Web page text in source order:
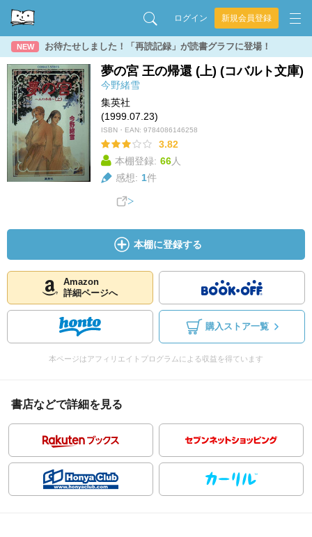
ログイン 新規会員登録
NEW お待たせしました！「再読記録」が読書グラフに登場！
夢の宮 王の帰還 (上) (コバルト文庫)
今野緒雪
集英社
(1999.07.23)
ISBN・EAN: 9784086146258
3.82
本棚登録: 66人
感想: 1件
本棚に登録する
Amazon
詳細ページへ
購入ストア一覧
本ページはアフィリエイトプログラムによる収益を得ています
書店などで詳細を見る